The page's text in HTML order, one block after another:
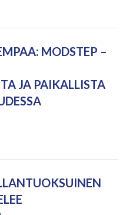
MODSTEP –
JA PAIKALLISTA